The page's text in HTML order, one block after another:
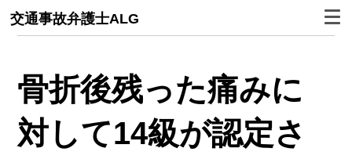
交通事故弁護士ALG
骨折後残った痛みに
対して14級が認定さ